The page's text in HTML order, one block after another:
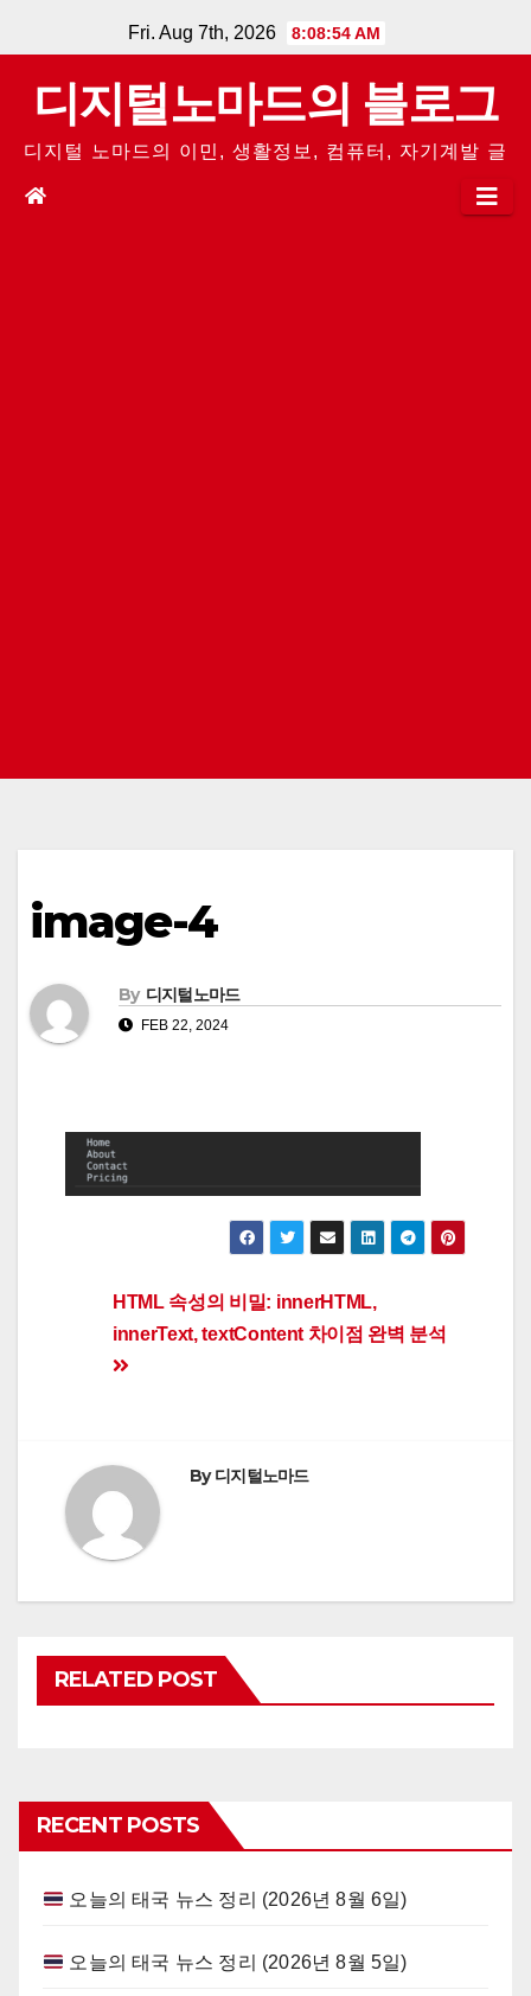
to
content
Fri. Aug 7th, 2026 8:08:54 AM
디지털노마드의 블로그
디지털 노마드의 이민, 생활정보, 컴퓨터, 자기계발 글
image-4
By 디지털노마드
FEB 22, 2024
Post
navigation
HTML 속성의 비밀: innerHTML,
innerText, textContent 차이점 완벽 분석
By디지털노마드
RELATED POST
RECENT POSTS
오늘의 태국 뉴스 정리 (2026년 8월 6일)
오늘의 태국 뉴스 정리 (2026년 8월 5일)